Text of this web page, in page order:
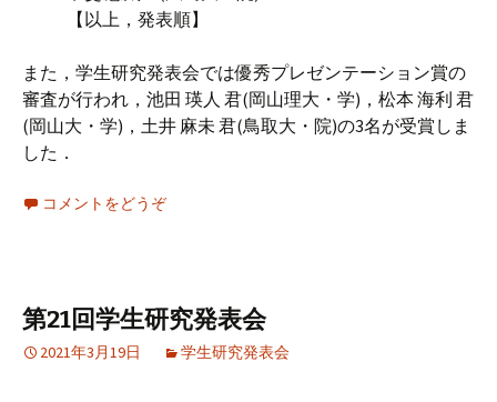
【以上，発表順】
また，学生研究発表会では優秀プレゼンテーション賞の
審査が行われ，池田 瑛人 君(岡山理大・学)，松本 海利 君
(岡山大・学)，土井 麻未 君(鳥取大・院)の3名が受賞しま
した．
コメントをどうぞ
第21回学生研究発表会
2021年3月19日 学生研究発表会